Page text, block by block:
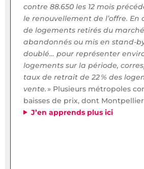
contre 88.650 les 12 mois
le renouvellement de l’offre. En
de logements retirés du
abandonnés ou mis en stand-
doublé… pour représenter
logements sur la période,
taux de retrait de 22 % des
vente.» Plusieurs métropoles
baisses de prix, dont Montpellier
J’en apprends plus ici